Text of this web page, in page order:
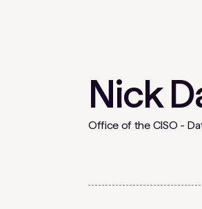
Nick
Office of the CISO -